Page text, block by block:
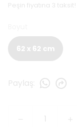
Peşin fiyatına 3 taksit!
62 x 62 cm
Paylaş